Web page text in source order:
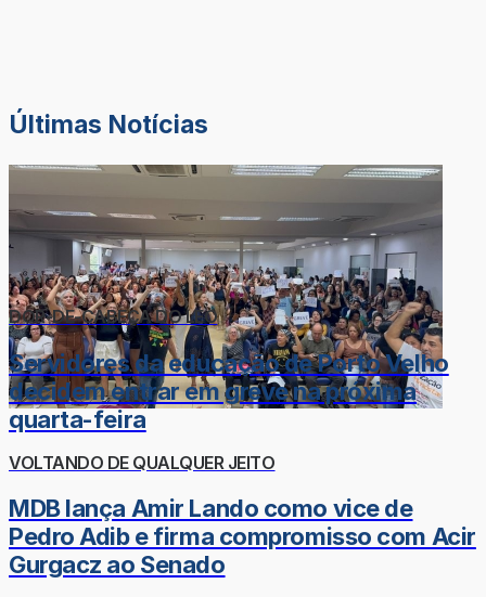
Últimas Notícias
DOR-DE-CABEÇA DO LÉO
Servidores da educação de Porto Velho
decidem entrar em greve na próxima
quarta-feira
VOLTANDO DE QUALQUER JEITO
MDB lança Amir Lando como vice de
Pedro Adib e firma compromisso com Acir
Gurgacz ao Senado